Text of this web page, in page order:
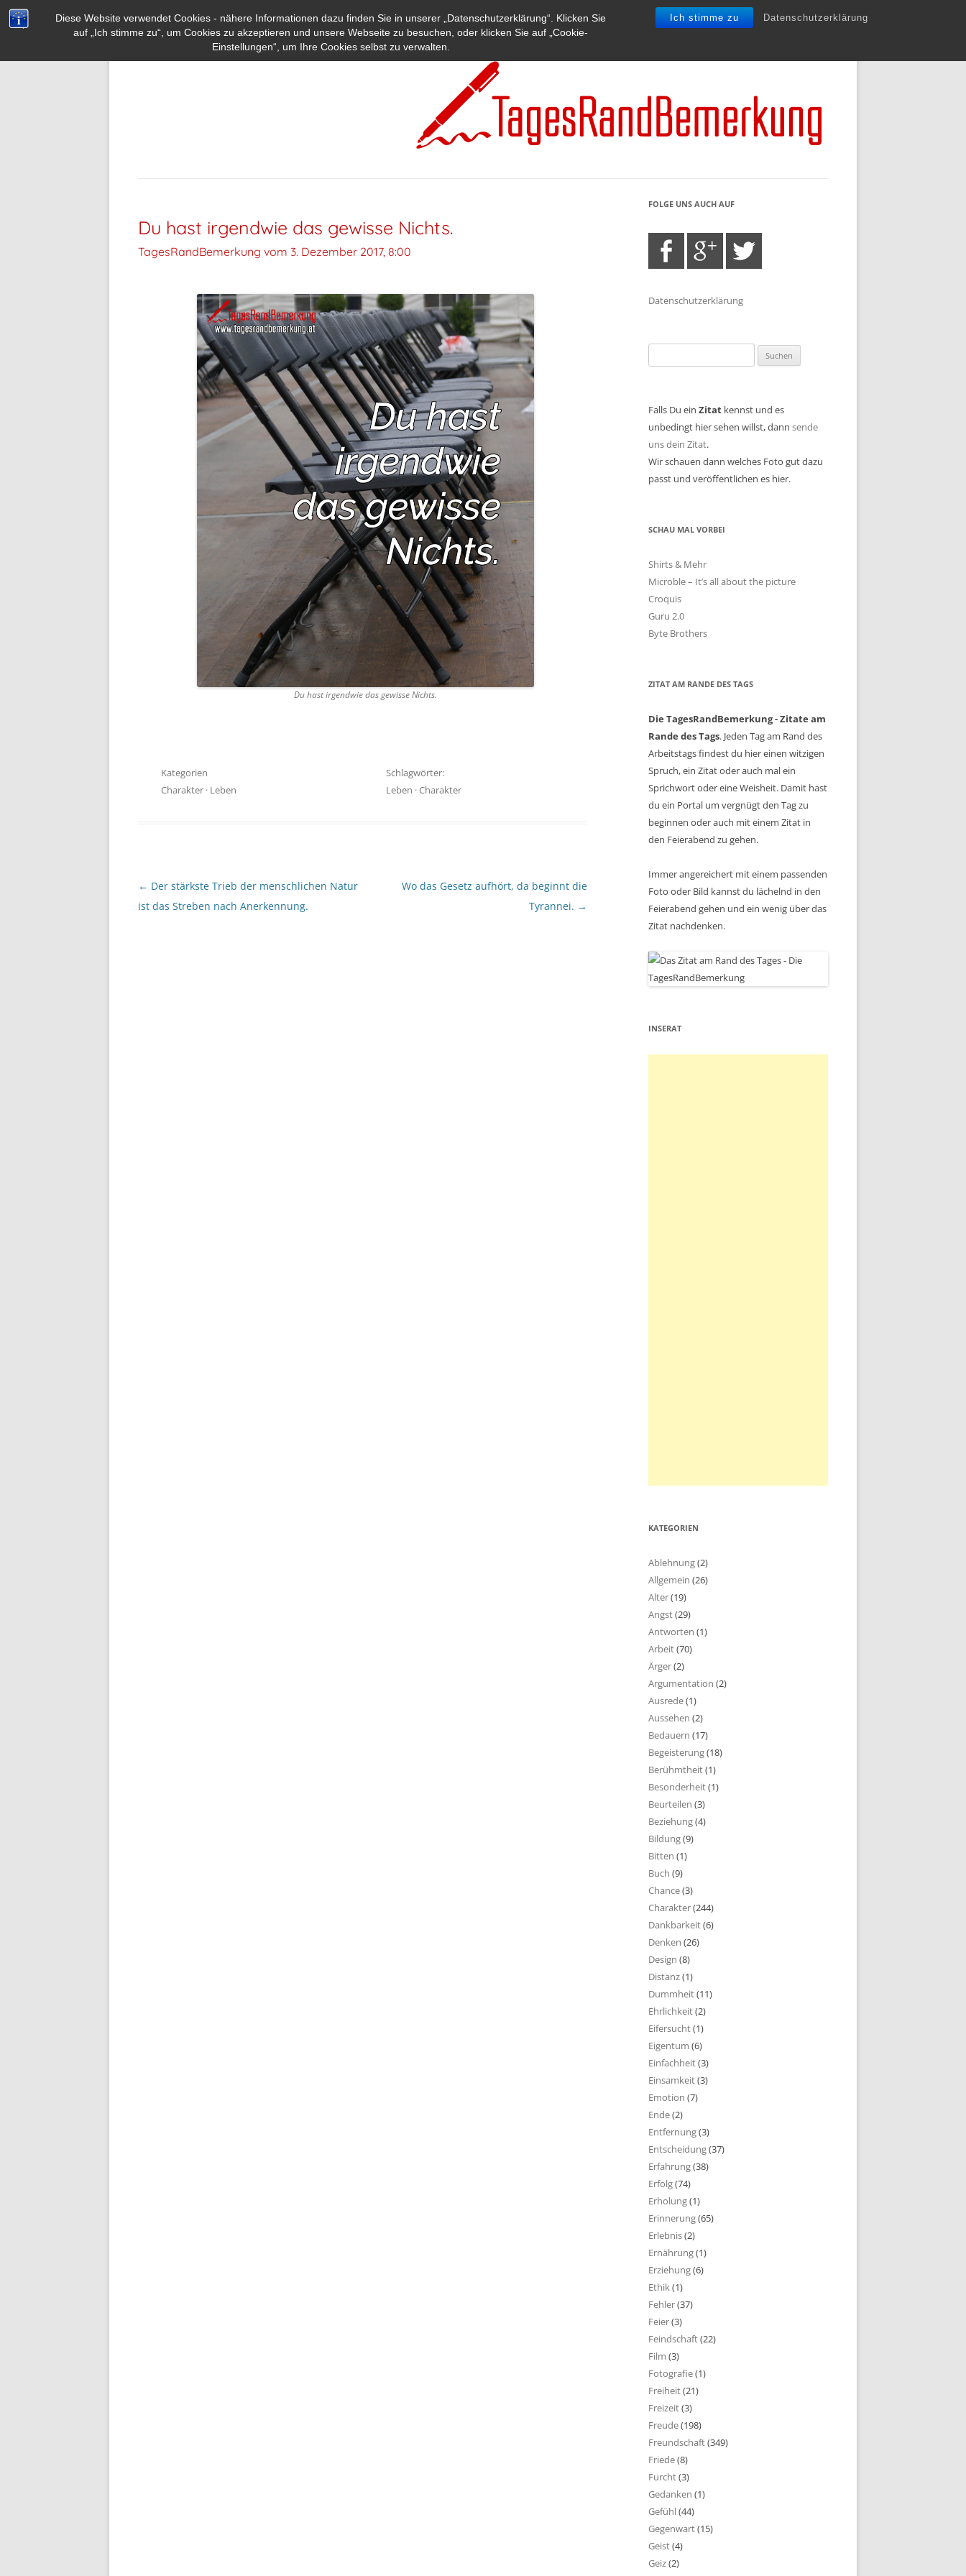
Diese Website verwendet Cookies - nähere Informationen dazu finden Sie in unserer „Datenschutzerklärung“. Klicken Sie
auf „Ich stimme zu“, um Cookies zu akzeptieren und unsere Webseite zu besuchen, oder klicken Sie auf „Cookie-
Einstellungen“, um Ihre Cookies selbst zu verwalten.
Ich stimme zu Datenschutzerklärung
Du hast irgendwie das gewisse Nichts.
TagesRandBemerkung vom 3. Dezember 2017, 8:00
Du hast irgendwie das gewisse Nichts.
Kategorien
Charakter · Leben
Schlagwörter:
Leben ·Charakter
Beitragsnavigation
← Der stärkste Trieb der menschlichen Natur
ist das Streben nach Anerkennung.
Wo das Gesetz aufhört, da beginnt die
Tyrannei. →
FOLGE UNS AUCH AUF
Datenschutzerklärung
nach:
Falls Du ein Zitat kennst und es
unbedingt hier sehen willst, dann sende
uns dein Zitat.
Wir schauen dann welches Foto gut dazu
passt und veröffentlichen es hier.
SCHAU MAL VORBEI
Shirts & Mehr
Microble – It’s all about the picture
Croquis
Guru 2.0
Byte Brothers
ZITAT AM RANDE DES TAGS
Die TagesRandBemerkung - Zitate am
Rande des Tags. Jeden Tag am Rand des
Arbeitstags findest du hier einen witzigen
Spruch, ein Zitat oder auch mal ein
Sprichwort oder eine Weisheit. Damit hast
du ein Portal um vergnügt den Tag zu
beginnen oder auch mit einem Zitat in
den Feierabend zu gehen.
Immer angereichert mit einem passenden
Foto oder Bild kannst du lächelnd in den
Feierabend gehen und ein wenig über das
Zitat nachdenken.
INSERAT
KATEGORIEN
Ablehnung(2)
Allgemein (26)
Alter(19)
Angst(29)
Antworten (1)
Arbeit(70)
Ärger(2)
Argumentation (2)
Ausrede(1)
Aussehen (2)
Bedauern (17)
Begeisterung(18)
Berühmtheit(1)
Besonderheit(1)
Beurteilen (3)
Beziehung(4)
Bildung(9)
Bitten (1)
Buch (9)
Chance(3)
Charakter(244)
Dankbarkeit(6)
Denken (26)
Design (8)
Distanz(1)
Dummheit(11)
Ehrlichkeit(2)
Eifersucht(1)
Eigentum (6)
Einfachheit(3)
Einsamkeit(3)
Emotion (7)
Ende(2)
Entfernung(3)
Entscheidung(37)
Erfahrung(38)
Erfolg(74)
Erholung(1)
Erinnerung(65)
Erlebnis(2)
Ernährung(1)
Erziehung(6)
Ethik(1)
Fehler(37)
Feier(3)
Feindschaft(22)
Film (3)
Fotografie(1)
Freiheit(21)
Freizeit(3)
Freude(198)
Freundschaft(349)
Friede(8)
Furcht(3)
Gedanken (1)
Gefühl(44)
Gegenwart(15)
Geist(4)
Geiz(2)